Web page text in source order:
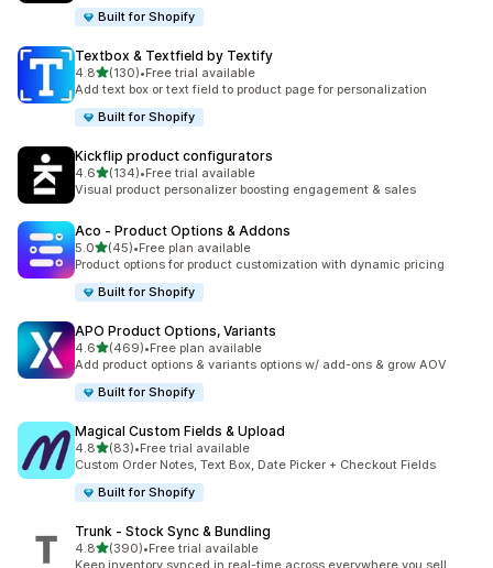
Built for Shopify
Textbox & Textfield by Textify
4.8เต็ม 5 ดาว
(130)
ทั้งหมด 130 รีวิว
•Free trial available
Add text box or text field to product page for personalization
Built for Shopify
Kickflip product configurators
4.6เต็ม 5 ดาว
(134)
ทั้งหมด 134 รีวิว
•Free trial available
Visual product personalizer boosting engagement & sales
Aco ‑ Product Options & Addons
5.0เต็ม 5 ดาว
(45)
ทั้งหมด 45 รีวิว
•Free plan available
Product options for product customization with dynamic pricing
Built for Shopify
APO Product Options, Variants
4.6เต็ม 5 ดาว
(469)
ทั้งหมด 469 รีวิว
•Free plan available
Add product options & variants options w/ add-ons & grow AOV
Built for Shopify
Magical Custom Fields & Upload
4.8เต็ม 5 ดาว
(83)
ทั้งหมด 83 รีวิว
•Free trial available
Custom Order Notes, Text Box, Date Picker + Checkout Fields
Built for Shopify
Trunk ‑ Stock Sync & Bundling
4.8เต็ม 5 ดาว
(390)
ทั้งหมด 390 รีวิว
•Free trial available
Keep inventory synced in real-time across everywhere you sell